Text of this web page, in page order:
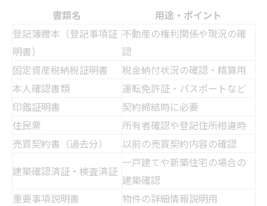
書類名
用途・ポイント
登記簿謄本（登記事項証
明書）
不動産の権利関係や現況の確
認
固定資産税納税証明書
税金納付状況の確認・精算用
本人確認書類
運転免許証・パスポートなど
印鑑証明書
契約締結時に必要
住民票
所有者確認や登記住所相違時
売買契約書（過去分）
以前の売買契約内容の確認
建築確認済証・検査済証
一戸建てや新築住宅の場合の
建築確認
重要事項説明書
物件の詳細情報説明用